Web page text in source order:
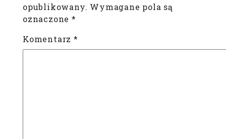
opublikowany. Wymagane pola są
oznaczone*
Komentarz*